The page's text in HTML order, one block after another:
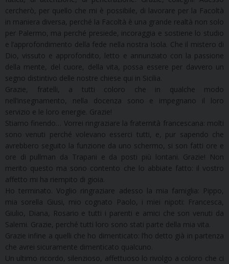
cercherò, per quello che mi è possibile, di lavorare per la Facoltà
in maniera diversa, perché la Facoltà è una grande realtà non solo
per Palermo, ma perché presiede, incoraggia e sostiene lo studio
e l’approfondimento della fede nella nostra Isola. Che il mistero di
Dio, vissuto e approfondito, letto e annunziato con la passione
della mente, del cuore, della vita, possa essere per davvero un
segno distintivo delle nostre chiese qui in Sicilia.
Grazie, fratelli, a tutti coloro che in qualche modo
nell’insegnamento, nella docenza sono e impegnano il loro
servizio e le loro energie. Grazie!
Stiamo finendo… Vorrei ringraziare la fraternità francescana: molti
sono venuti perché volevano esserci tutti, e, pur sapendo che
avrebbero seguito la funzione da uno schermo, si son fatti ore e
ore di pullman da Trapani e da posti più lontani. Grazie! Non
merito questo ma sono contento che lo abbiate fatto: il vostro
affetto mi ha riempito di gioia.
Ho terminato. Voglio ringraziare adesso la mia famiglia: Pippo,
mia sorella Giusi, mio cognato Paolo, i miei nipoti: Francesca,
Giulio, Diana, Rosario e tutti i parenti e amici che son venuti da
Salemi. Grazie, perché tutti loro sono stati parte della mia vita.
Grazie infine a quelli che ho dimenticato: l’ho detto già in partenza
che avrei sicuramente dimenticato qualcuno.
Un ultimo ricordo, silenzioso, affettuoso lo rivolgo a coloro che ci